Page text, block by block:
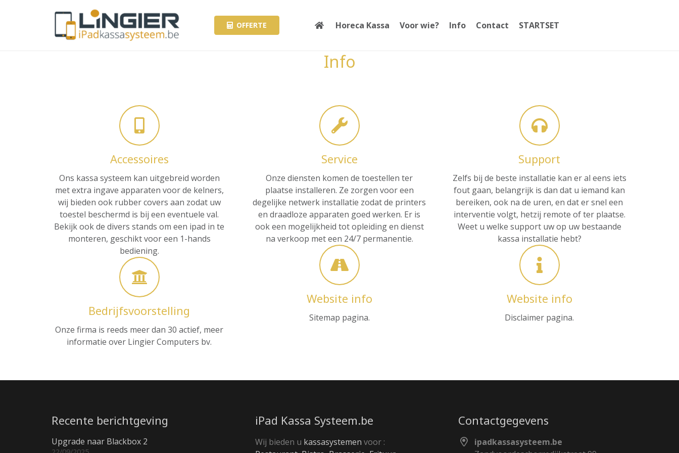
OFFERTE Horeca Kassa Voor wie? Info Contact STARTSET
Info
Accessoires
Ons kassa systeem kan uitgebreid worden
met extra ingave apparaten voor de kelners,
wij bieden ook rubber covers aan zodat uw
toestel beschermd is bij een eventuele val.
Bekijk ook de divers stands om een ipad in te
monteren, geschikt voor een 1-hands
bediening.
Bedrijfsvoorstelling
Onze firma is reeds meer dan 30 actief, meer
informatie over Lingier Computers bv.
Service
Onze diensten komen de toestellen ter
plaatse installeren. Ze zorgen voor een
degelijke netwerk installatie zodat de printers
en draadloze apparaten goed werken. Er is
ook een mogelijkheid tot opleiding en dienst
na verkoop met een 24/7 permanentie.
Website info
Sitemap pagina.
Support
Zelfs bij de beste installatie kan er al eens iets
fout gaan, belangrijk is dan dat u iemand kan
bereiken, ook na de uren, en dat er snel een
interventie volgt, hetzij remote of ter plaatse.
Weet u welke support uw op uw bestaande
kassa installatie hebt?
Website info
Disclaimer pagina.
Recente berichtgeving
Upgrade naar Blackbox 2
iPad Kassa Systeem.be
Wij bieden u kassasystemen voor :
Contactgegevens
ipadkassasysteem.be